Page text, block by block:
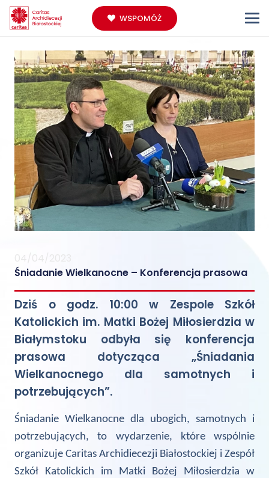
WSPOMÓŻ
Śniadanie Wielkanocne – Konferencja prasowa
Dziś o godz. 10:00 w Zespole Szkół
Katolickich im. Matki Bożej Miłosierdzia w
Białymstoku odbyła się konferencja
prasowa dotycząca „Śniadania
Wielkanocnego dla samotnych i
potrzebujących”.
Śniadanie Wielkanocne dla ubogich, samotnych i
potrzebujących, to wydarzenie, które wspólnie
organizuje Caritas Archidiecezji Białostockiej i Zespół
Szkół Katolickich im Matki Bożej Miłosierdzia w